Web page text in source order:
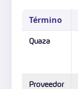
Término
Quaza
Proveedor